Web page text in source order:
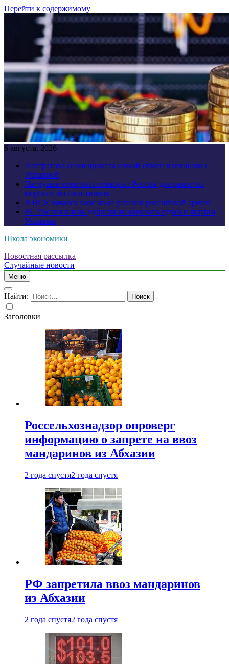
Перейти к содержимому
6 августа, 2026
Лантратова анонсировала новый обмен пленными с
Украиной
Патрушев отметил потенциал России для развития
морских беспилотников
В ВСУ начался хаос из-за успехов российской армии
ВС России вновь ударили по морским судам и портам
Украины
Школа экономики
Новостная рассылка
Случайные новости
Меню
Найти:
Заголовки
Россельхознадзор опроверг
информацию о запрете на ввоз
мандаринов из Абхазии
2 года спустя2 года спустя
РФ запретила ввоз мандаринов
из Абхазии
2 года спустя2 года спустя